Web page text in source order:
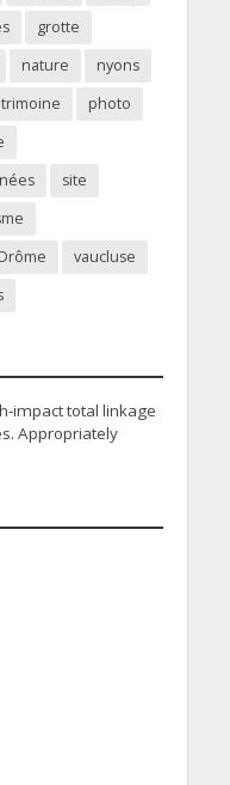
grotte
nature
nyons
photo
site
vaucluse
impact total linkage
Appropriately